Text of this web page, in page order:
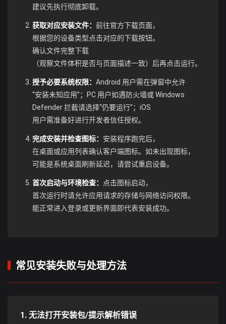
建议先执行彻底卸载。
获取对应安装文件： 前往官方下载页面，
根据您的设备类型点击对应的下载按钮。
确认文件完整下载
（观察文件体积是否与页面描述一致）后再点击运行。
授予必要系统权限： Android 用户需在弹窗中允许
“安装未知应用”；PC 用户如遇防火墙或 Windows
Defender 拦截请选择“仍要运行”；iOS
用户需准备好进行开发者信任授权。
完成安装并检查图标： 安装程序跑完后，
在桌面或应用列表确认客户端图标。如未出现图标，
可能是系统桌面刷新延迟，请尝试重启设备。
首次启动与环境检查：
点击图标启动，
首次运行时请允许应用请求的存储与网络访问权限。
能正常进入登录或更新界面即代表安装成功。
常见安装失败与处理方法
1. 无法打开安装包/提示解析错误